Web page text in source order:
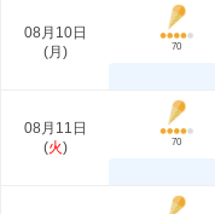
08月10日
(月 ) 70
08月11日
(火) 70